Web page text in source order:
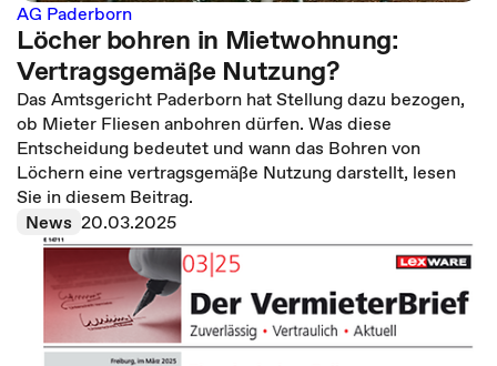
AG Paderborn
Löcher bohren in Mietwohnung:
Vertragsgemäße Nutzung?
Das Amtsgericht Paderborn hat Stellung dazu bezogen,
ob Mieter Fliesen anbohren dürfen. Was diese
Entscheidung bedeutet und wann das Bohren von
Löchern eine vertragsgemäße Nutzung darstellt, lesen
Sie in diesem Beitrag.
News 20.03.2025